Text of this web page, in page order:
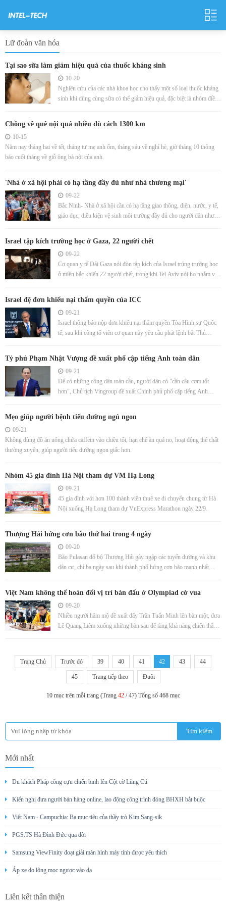
Lữ đoàn văn hóa
Tại sao sữa làm giảm hiệu quả của thuốc kháng sinh
10-20
Nghiên cứu của các nhà khoa học cho thấy một số loại thuốc kháng
sinh khi dùng cùng sữa có thể giảm hiệu quả, đặc biệt là nhóm điều
Chồng về quê nội quá nhiều dù cách 1300 km
10-15
Năm nay tháng hai về tết, tháng tư mẹ anh ốm, tháng sáu về nghỉ hè, giờ tháng 10 thông
báo cuối tháng về giỗ ông bà nội của anh.
'Nhà ở xã hội phải có hạ tầng đầy đủ như nhà thương mại'
09-22
Bắc Ninh- Nhà ở xã hội cần có hạ tầng giao thông, điện, nước, y tế,
giáo dục, điều kiện vệ sinh môi trường đầy đủ cho người dân như
Israel tập kích trường học ở Gaza, 22 người chết
09-22
Cơ quan y tế Dải Gaza nói đòn tập kích của Israel trúng trường học
ở miền bắc khiến 22 người chết, trong khi Tel Aviv nói họ nhắm vào
Israel đệ đơn khiếu nại thẩm quyền của ICC
09-21
Israel thông báo nộp đơn khiếu nại thẩm quyền Tòa Hình sự Quốc
tế, sau khi công tố viên cơ quan này yêu cầu phát lệnh bắt Thủ
Tỷ phú Phạm Nhật Vượng đề xuất phổ cập tiếng Anh toàn dân
09-21
Để có những công dân toàn cầu, người dân có "cần câu cơm tốt
hơn", Chủ tịch Vingroup đề xuất Chính phủ phổ cập tiếng Anh
Mẹo giúp người bệnh tiểu đường ngủ ngon
09-21
Không dùng đồ ăn uống chứa caffein vào chiều tối, hạn chế ăn quá no, hoạt động thể chất
thường xuyên, giúp người tiểu đường ngon giấc hơn.
Nhóm 45 gia đình Hà Nội tham dự VM Hạ Long
09-21
45 gia đình với hơn 100 thành viên thuê xe di chuyển chung từ Hà
Nội xuống Hạ Long tham dự VnExpress Marathon ngày 22/9.
Thượng Hải hứng cơn bão thứ hai trong 4 ngày
09-20
Bão Pulasan đổ bộ Thượng Hải gây ngập các tuyến đường và khu
dân cư, chỉ ba ngày sau khi thành phố hứng cơn bão mạnh nhất
Việt Nam không thể hoán đổi vị trí bàn đấu ở Olympiad cờ vua
09-20
Nhiều người hâm mộ đề xuất đẩy Trần Tuấn Minh lên bàn một, đưa
Lê Quang Liêm xuống những bàn sau để tăng khả năng chiến thắng,
Trang Chủ Trước đó 39 40 41 42 43 44
45 Trang tiếp theo Đuôi
10 mục trên mỗi trang (Trang 42/ 47) Tổng số 468 mục
Mới nhất
Du khách Pháp cõng cựu chiến binh lên Cột cờ Lũng Cú
Kiến nghị đưa người bán hàng online, lao động công trình đóng BHXH bắt buộc
Việt Nam - Campuchia: Ba mục tiêu của thầy trò Kim Sang-sik
PGS.TS Hà Đình Đức qua đời
Samsung ViewFinity đoạt giải màn hình máy tính được yêu thích
Áp xe do lông mọc ngược vào da
Liên kết thân thiện